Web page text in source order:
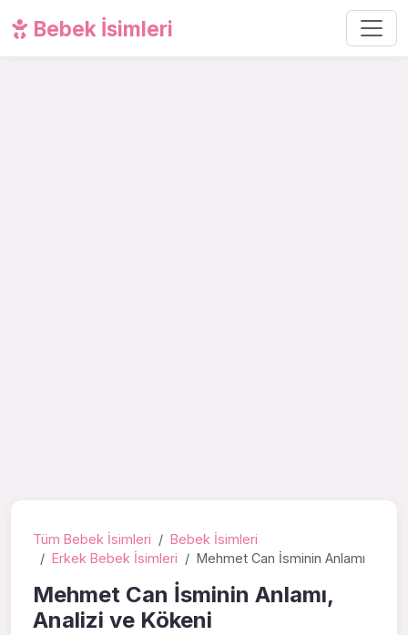
Bebek İsimleri
Tüm Bebek İsimleri
Bebek İsimleri
Erkek Bebek İsimleri
Mehmet Can İsminin Anlamı
Mehmet Can İsminin Anlamı,
Analizi ve Kökeni